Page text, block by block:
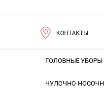
КОНТАКТЫ
ГОЛОВНЫЕ УБОРЫ
ЧУЛОЧНО-